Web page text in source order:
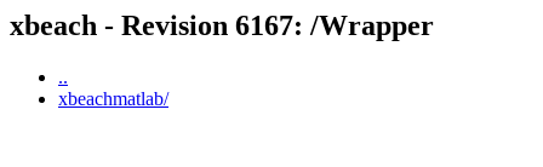
xbeach - Revision 6167: /Wrapper
..
xbeachmatlab/